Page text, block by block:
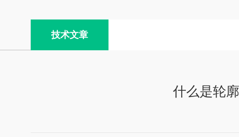
技术文章
什么是轮